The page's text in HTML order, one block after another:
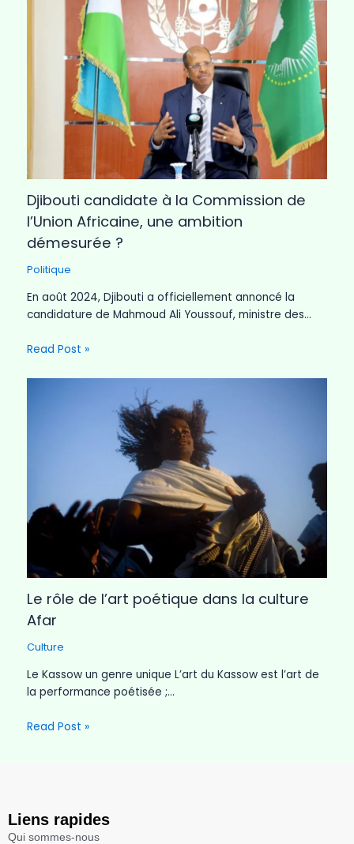
Djibouti candidate à la Commission de
l’Union Africaine, une ambition
démesurée ?
Politique
En août 2024, Djibouti a officiellement annoncé la
candidature de Mahmoud Ali Youssouf, ministre des…
Read Post »
Le rôle de l’art poétique dans la culture
Afar
Culture
Le Kassow un genre unique L’art du Kassow est l’art de
la performance poétisée ;…
Read Post »
Liens rapides
Qui sommes-nous